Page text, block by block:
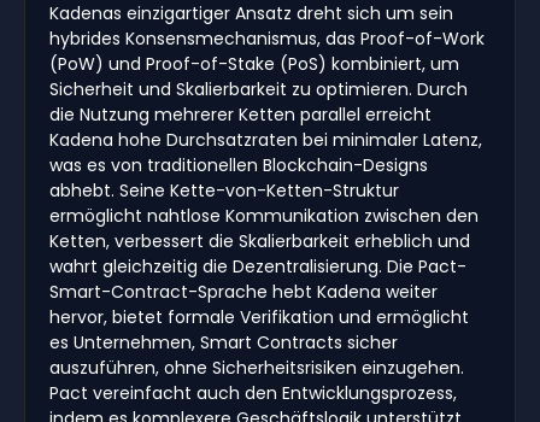
Kadenas einzigartiger Ansatz dreht sich um sein
hybrides Konsensmechanismus, das Proof-of-Work
(PoW) und Proof-of-Stake (PoS) kombiniert, um
Sicherheit und Skalierbarkeit zu optimieren. Durch
die Nutzung mehrerer Ketten parallel erreicht
Kadena hohe Durchsatzraten bei minimaler Latenz,
was es von traditionellen Blockchain-Designs
abhebt. Seine Kette-von-Ketten-Struktur
ermöglicht nahtlose Kommunikation zwischen den
Ketten, verbessert die Skalierbarkeit erheblich und
wahrt gleichzeitig die Dezentralisierung. Die Pact-
Smart-Contract-Sprache hebt Kadena weiter
hervor, bietet formale Verifikation und ermöglicht
es Unternehmen, Smart Contracts sicher
auszuführen, ohne Sicherheitsrisiken einzugehen.
Pact vereinfacht auch den Entwicklungsprozess,